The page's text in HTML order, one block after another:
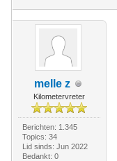
melle z
Kilometervreter
Berichten: 1.345
Topics: 34
Lid sinds: Jun 2022
Bedankt: 0